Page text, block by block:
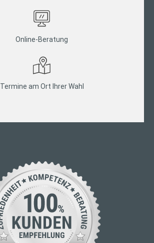
Online-Beratung
Termine am Ort Ihrer Wahl